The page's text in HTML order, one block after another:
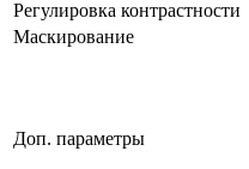
Регулировка контрастности
Маскирование
Доп. параметры